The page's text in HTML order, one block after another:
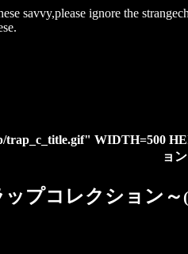
savvy,please ignore the
trap_c_title.gif" WIDTH=500
ョ
プコレクション～